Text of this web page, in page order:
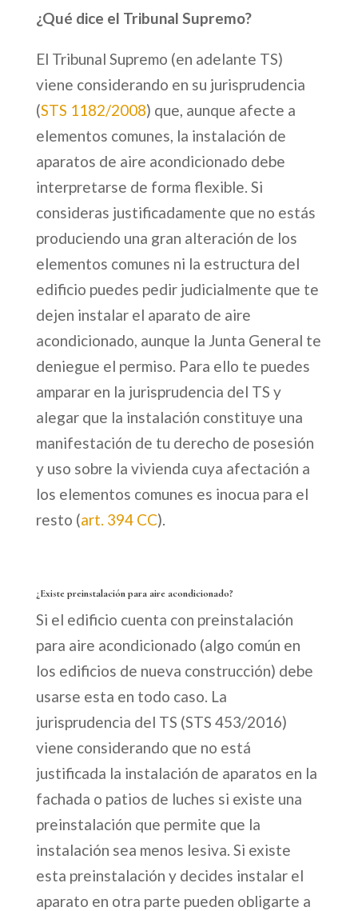
¿Qué dice el Tribunal Supremo?
El Tribunal Supremo (en adelante TS)
viene considerando en su jurisprudencia
(STS 1182/2008) que, aunque afecte a
elementos comunes, la instalación de
aparatos de aire acondicionado debe
interpretarse de forma flexible. Si
consideras justificadamente que no estás
produciendo una gran alteración de los
elementos comunes ni la estructura del
edificio puedes pedir judicialmente que te
dejen instalar el aparato de aire
acondicionado, aunque la Junta General te
deniegue el permiso. Para ello te puedes
amparar en la jurisprudencia del TS y
alegar que la instalación constituye una
manifestación de tu derecho de posesión
y uso sobre la vivienda cuya afectación a
los elementos comunes es inocua para el
resto (art. 394 CC).
¿Existe preinstalación para aire acondicionado?
Si el edificio cuenta con preinstalación
para aire acondicionado (algo común en
los edificios de nueva construcción) debe
usarse esta en todo caso. La
jurisprudencia del TS (STS 453/2016)
viene considerando que no está
justificada la instalación de aparatos en la
fachada o patios de luches si existe una
preinstalación que permite que la
instalación sea menos lesiva. Si existe
esta preinstalación y decides instalar el
aparato en otra parte pueden obligarte a